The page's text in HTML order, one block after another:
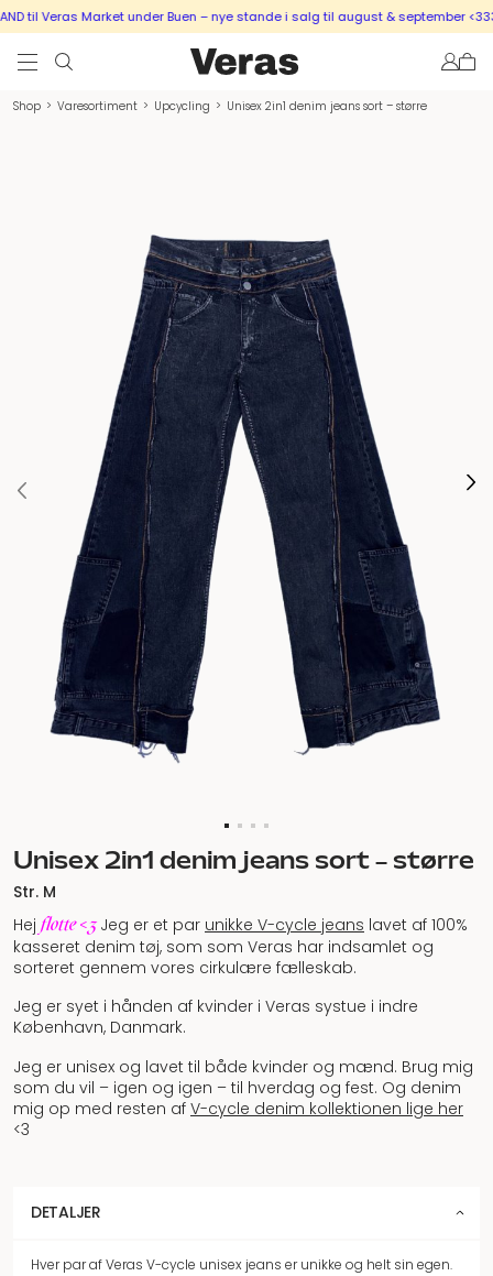
til Veras Market under Buen – nye stande i salg til august & september <333
Shop > Varesortiment > Upcycling > Unisex 2in1 denim jeans sort – større
Unisex 2in1 denim jeans sort – større
Str. M
Hej flotte <3 Jeg er et par unikke V-cycle jeans lavet af 100%
kasseret denim tøj, som som Veras har indsamlet og
sorteret gennem vores cirkulære fælleskab.
Jeg er syet i hånden af kvinder i Veras systue i indre
København, Danmark.
Jeg er unisex og lavet til både kvinder og mænd. Brug mig
som du vil – igen og igen – til hverdag og fest. Og denim
mig op med resten af V-cycle denim kollektionen lige her
<3
DETALJER
Hver par af Veras V-cycle unisex jeans er unikke og helt sin egen.